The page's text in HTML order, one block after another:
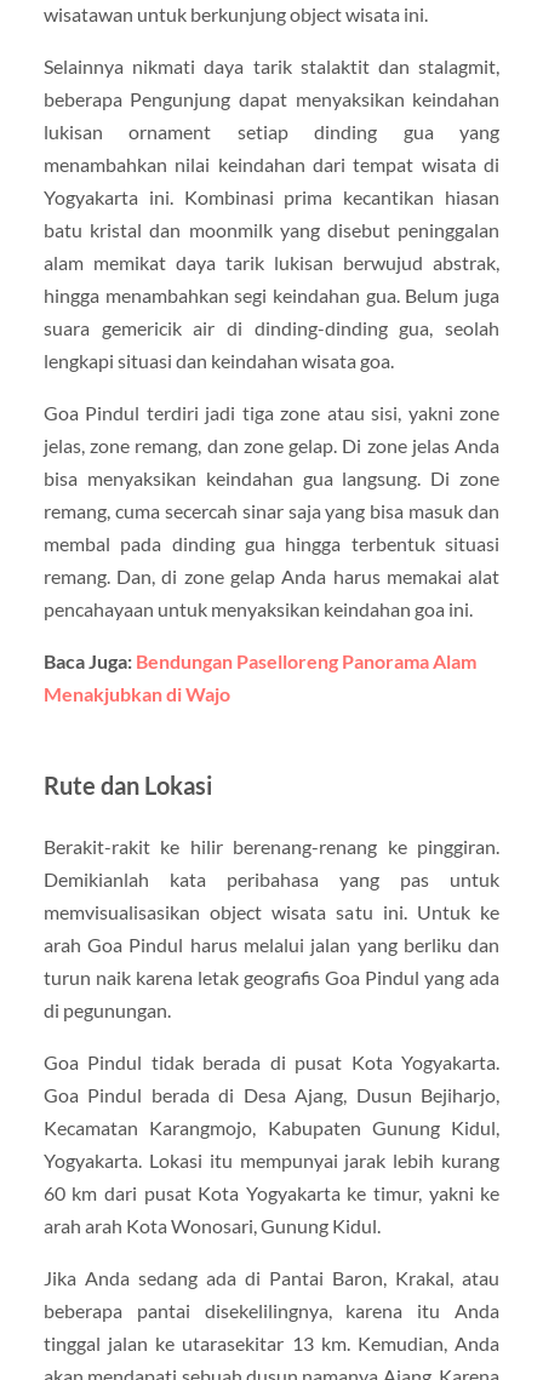
wisatawan untuk berkunjung object wisata ini.
Selainnya nikmati daya tarik stalaktit dan stalagmit,
beberapa Pengunjung dapat menyaksikan keindahan
lukisan ornament setiap dinding gua yang
menambahkan nilai keindahan dari tempat wisata di
Yogyakarta ini. Kombinasi prima kecantikan hiasan
batu kristal dan moonmilk yang disebut peninggalan
alam memikat daya tarik lukisan berwujud abstrak,
hingga menambahkan segi keindahan gua. Belum juga
suara gemericik air di dinding-dinding gua, seolah
lengkapi situasi dan keindahan wisata goa.
Goa Pindul terdiri jadi tiga zone atau sisi, yakni zone
jelas, zone remang, dan zone gelap. Di zone jelas Anda
bisa menyaksikan keindahan gua langsung. Di zone
remang, cuma secercah sinar saja yang bisa masuk dan
membal pada dinding gua hingga terbentuk situasi
remang. Dan, di zone gelap Anda harus memakai alat
pencahayaan untuk menyaksikan keindahan goa ini.
Baca Juga: Bendungan Paselloreng Panorama Alam
Menakjubkan di Wajo
Rute dan Lokasi
Berakit-rakit ke hilir berenang-renang ke pinggiran.
Demikianlah kata peribahasa yang pas untuk
memvisualisasikan object wisata satu ini. Untuk ke
arah Goa Pindul harus melalui jalan yang berliku dan
turun naik karena letak geografis Goa Pindul yang ada
di pegunungan.
Goa Pindul tidak berada di pusat Kota Yogyakarta.
Goa Pindul berada di Desa Ajang, Dusun Bejiharjo,
Kecamatan Karangmojo, Kabupaten Gunung Kidul,
Yogyakarta. Lokasi itu mempunyai jarak lebih kurang
60 km dari pusat Kota Yogyakarta ke timur, yakni ke
arah arah Kota Wonosari, Gunung Kidul.
Jika Anda sedang ada di Pantai Baron, Krakal, atau
beberapa pantai disekelilingnya, karena itu Anda
tinggal jalan ke utarasekitar 13 km. Kemudian, Anda